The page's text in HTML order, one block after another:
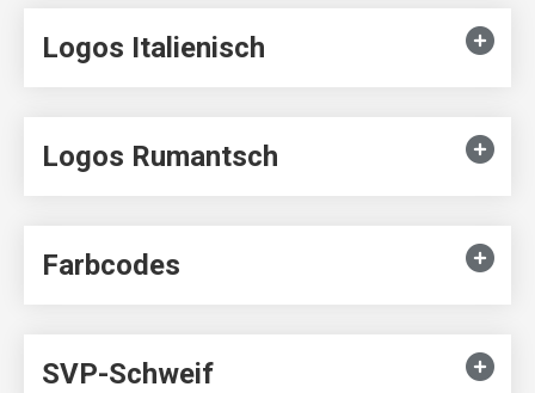
Logos Italienisch
Logos Rumantsch
Farbcodes
SVP-Schweif